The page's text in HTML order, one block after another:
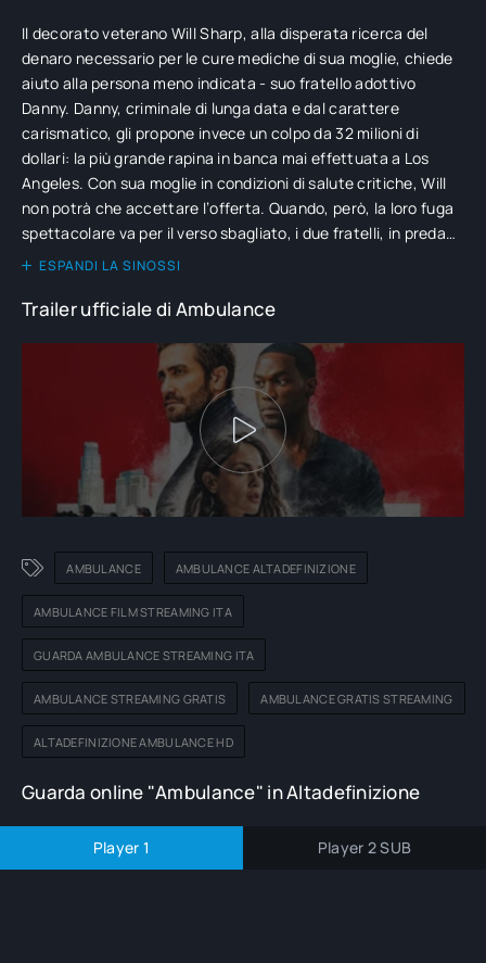
Il decorato veterano Will Sharp, alla disperata ricerca del
denaro necessario per le cure mediche di sua moglie, chiede
aiuto alla persona meno indicata - suo fratello adottivo
Danny. Danny, criminale di lunga data e dal carattere
carismatico, gli propone invece un colpo da 32 milioni di
dollari: la più grande rapina in banca mai effettuata a Los
Angeles. Con sua moglie in condizioni di salute critiche, Will
non potrà che accettare l’offerta. Quando, però, la loro fuga
spettacolare va per il verso sbagliato, i due fratelli, in preda
alla disperazione, sequestrano un’ambulanza con a bordo un
paramedico Cam Thompson. In un infinito inseguimento ad
dell’ordine messe in campo dalla città, mantenere in vita i loro
ostaggi e cercare di non ammazzarsi a vicenda, il tutto
mentre si danno alla fuga più folle a cui la città di Los Angeles
ESPANDI LA SINOSSI
Trailer ufficiale di Ambulance
AMBULANCE AMBULANCE ALTADEFINIZIONE
AMBULANCE FILM STREAMING ITA
GUARDA AMBULANCE STREAMING ITA
AMBULANCE STREAMING GRATIS AMBULANCE GRATIS STREAMING
ALTADEFINIZIONE AMBULANCE HD
Guarda online "Ambulance" in Altadefinizione
Player 1 Player 2 SUB